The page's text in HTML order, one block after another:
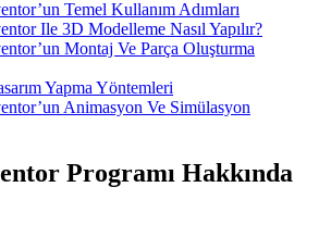
Temel Kullanım Adımları
Ile 3D Modelleme Nasıl Yapılır?
Montaj Ve Parça Oluşturma
Yapma Yöntemleri
Animasyon Ve Simülasyon
Programı Hakkında